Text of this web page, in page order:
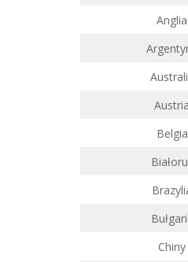
Anglia
Austria
Belgia
Chiny